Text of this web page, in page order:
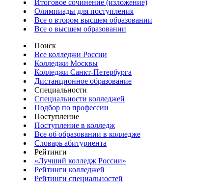
Итоговое сочинение (изложение)
Олимпиады для поступления
Все о втором высшем образовании
Все о высшем образовании
Поиск
Все колледжи России
Колледжи Москвы
Колледжи Санкт-Петербурга
Дистанционное образование
Специальности
Специальности колледжей
Подбор по профессии
Поступление
Поступление в колледж
Все об образовании в колледже
Словарь абитуриента
Рейтинги
«Лучший колледж России»
Рейтинги колледжей
Рейтинги специальностей